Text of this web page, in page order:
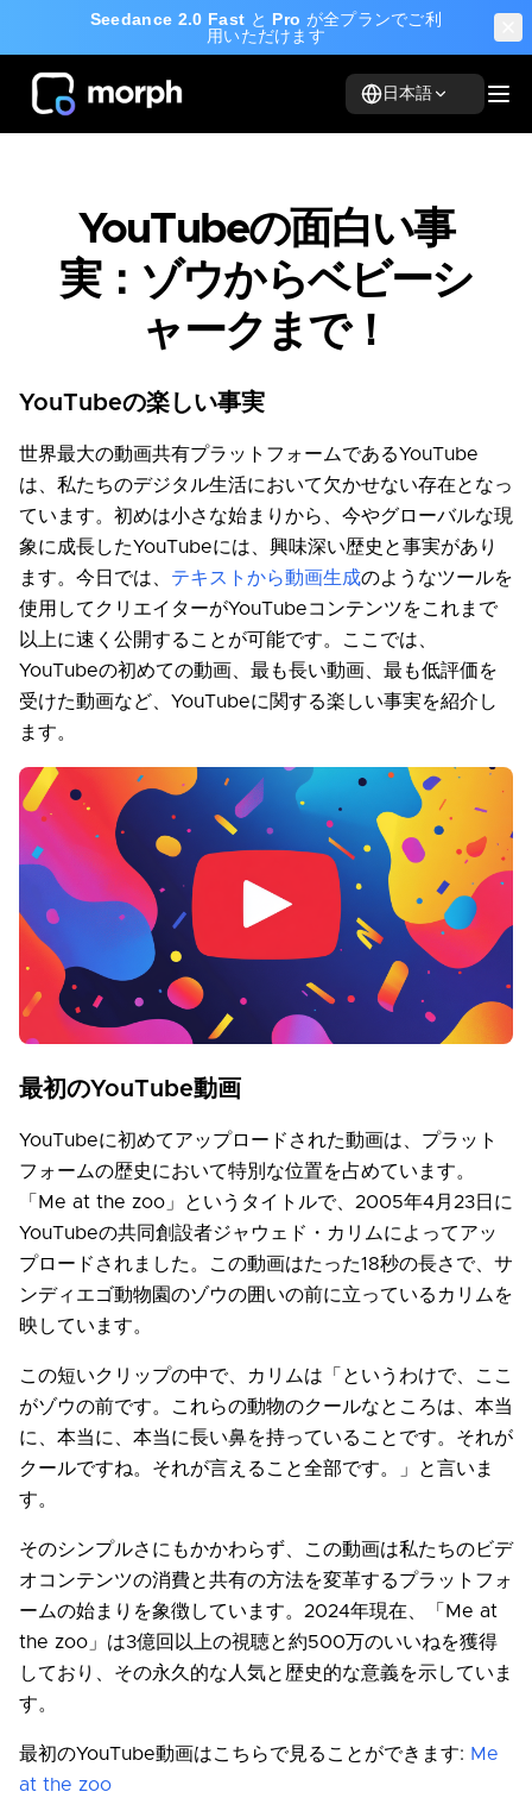
Seedance 2.0 Fast と Pro が全プランでご利
用いただけます
日本語
YouTubeの面白い事
実：ゾウからベビーシ
ャークまで！
YouTubeの楽しい事実
世界最大の動画共有プラットフォームであるYouTube
は、私たちのデジタル生活において欠かせない存在となっ
ています。初めは小さな始まりから、今やグローバルな現
象に成長したYouTubeには、興味深い歴史と事実があり
ます。今日では、 テキストから動画生成のようなツールを
使用してクリエイターがYouTubeコンテンツをこれまで
以上に速く公開することが可能です。ここでは、
YouTubeの初めての動画、最も長い動画、最も低評価を
受けた動画など、YouTubeに関する楽しい事実を紹介し
ます。
最初のYouTube動画
YouTubeに初めてアップロードされた動画は、プラット
フォームの歴史において特別な位置を占めています。
「Me at the zoo」というタイトルで、2005年4月23日に
YouTubeの共同創設者ジャウェド・カリムによってアッ
プロードされました。この動画はたった18秒の長さで、サ
ンディエゴ動物園のゾウの囲いの前に立っているカリムを
映しています。
この短いクリップの中で、カリムは「というわけで、ここ
がゾウの前です。これらの動物のクールなところは、本当
に、本当に、本当に長い鼻を持っていることです。それが
クールですね。それが言えること全部です。」と言いま
す。
そのシンプルさにもかかわらず、この動画は私たちのビデ
オコンテンツの消費と共有の方法を変革するプラットフォ
ームの始まりを象徴しています。2024年現在、「Me at
the zoo」は3億回以上の視聴と約500万のいいねを獲得
しており、その永久的な人気と歴史的な意義を示していま
す。
最初のYouTube動画はこちらで見ることができます: Me
at the zoo